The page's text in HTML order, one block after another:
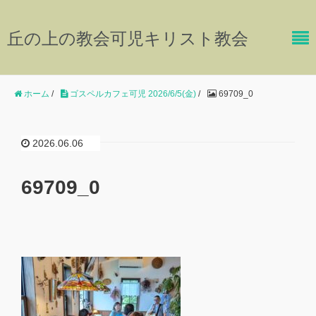
丘の上の教会可児キリスト教会
ホーム / ゴスペルカフェ可児 2026/6/5(金) / 69709_0
2026.06.06
69709_0